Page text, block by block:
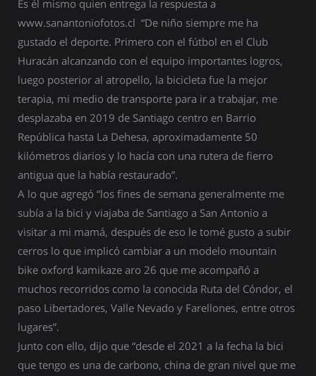
Es él mismo quien entrega la respuesta a
www.sanantoniofotos.cl “De niño siempre me ha
gustado el deporte. Primero con el fútbol en el Club
Huracán alcanzando con el equipo importantes logros,
luego posterior al atropello, la bicicleta fue la mejor
terapia, mi medio de transporte para ir a trabajar, me
desplazaba en 2019 de Santiago centro en Barrio
República hasta La Dehesa, aproximadamente 50
kilómetros diarios y lo hacía con una rutera de fierro
antigua que la había restaurado”.
A lo que agregó “los fines de semana generalmente me
subía a la bici y viajaba de Santiago a San Antonio a
visitar a mi mamá, después de eso le tomé gusto a subir
cerros lo que implicó cambiar a un modelo mountain
bike oxford kamikaze aro 26 que me acompañó a
muchos recorridos como la conocida Ruta del Cóndor, el
paso Libertadores, Valle Nevado y Farellones, entre otros
lugares”.
Junto con ello, dijo que “desde el 2021 a la fecha la bici
que tengo es una de carbono, china de gran nivel que me